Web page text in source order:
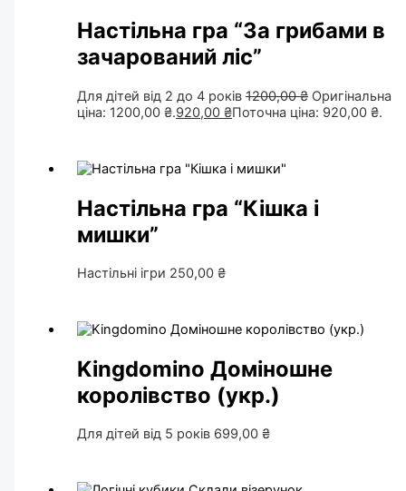
Настільна гра “За грибами в
зачарований ліс”
Для дітей від 2 до 4 років1200,00₴ Оригінальна
ціна: 1200,00 ₴.920,00₴Поточна ціна: 920,00 ₴.
Настільна гра “Кішка і
мишки”
Настільні ігри 250,00₴
Kingdomino Доміношне
королівство (укр.)
Для дітей від 5 років 699,00₴